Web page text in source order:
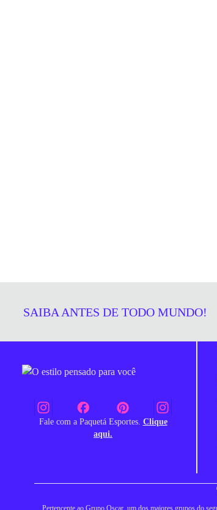
SAIBA ANTES DE TODO MUNDO!
Fale com a Paquetá Esportes. Clique
aqui.
Pertencente ao Grupo Oscar, um dos maiores grupos do